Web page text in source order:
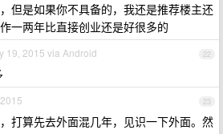
但是如果你不具备的，我还是推荐楼主还
一两年比直接创业还是好很多的
22
19, 2015 via Android
23
打算先去外面混几年，见识一下外面。然